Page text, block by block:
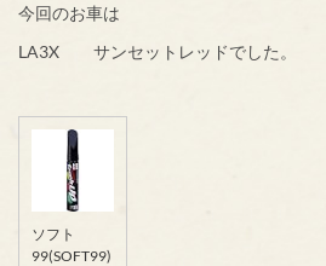
今回のお車は
LA3X サンセットレッドでした。
ソフト
99(SOFT99)